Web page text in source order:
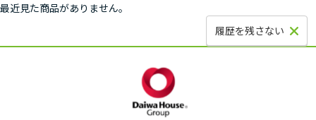
最近見た商品がありません。
履歴を残さない